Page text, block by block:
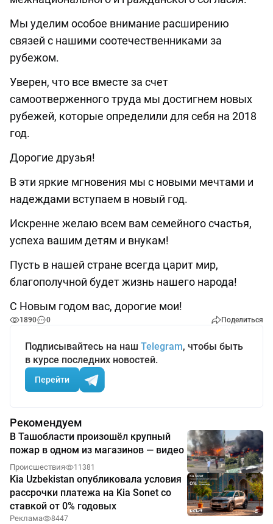
Мы уделим особое внимание расширению
связей с нашими соотечественниками за
рубежом.
Уверен, что все вместе за счет
самоотверженного труда мы достигнем новых
рубежей, которые определили для себя на 2018
год.
Дорогие друзья!
В эти яркие мгновения мы с новыми мечтами и
надеждами вступаем в новый год.
Искренне желаю всем вам семейного счастья,
успеха вашим детям и внукам!
Пусть в нашей стране всегда царит мир,
благополучной будет жизнь нашего народа!
С Новым годом вас, дорогие мои!
1890 0 Поделиться
Подписывайтесь на наш Telegram, чтобы быть
в курсе последних новостей.
Перейти
Рекомендуем
В Ташобласти произошёл крупный
пожар в одном из магазинов — видео
Происшествия 11381
Kia Uzbekistan опубликовала условия
рассрочки платежа на Kia Sonet со
ставкой от 0% годовых
Реклама 8447